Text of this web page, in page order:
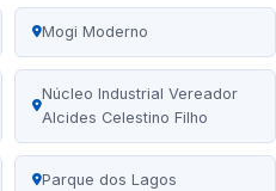
Mogi Moderno
Núcleo Industrial Vereador
Alcides Celestino Filho
Parque dos Lagos